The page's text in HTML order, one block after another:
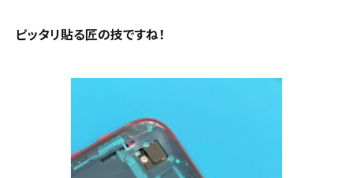
ピッタリ貼る匠の技ですね！